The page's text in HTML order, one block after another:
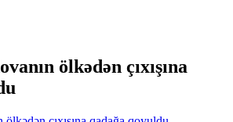
ölkədən çıxışına